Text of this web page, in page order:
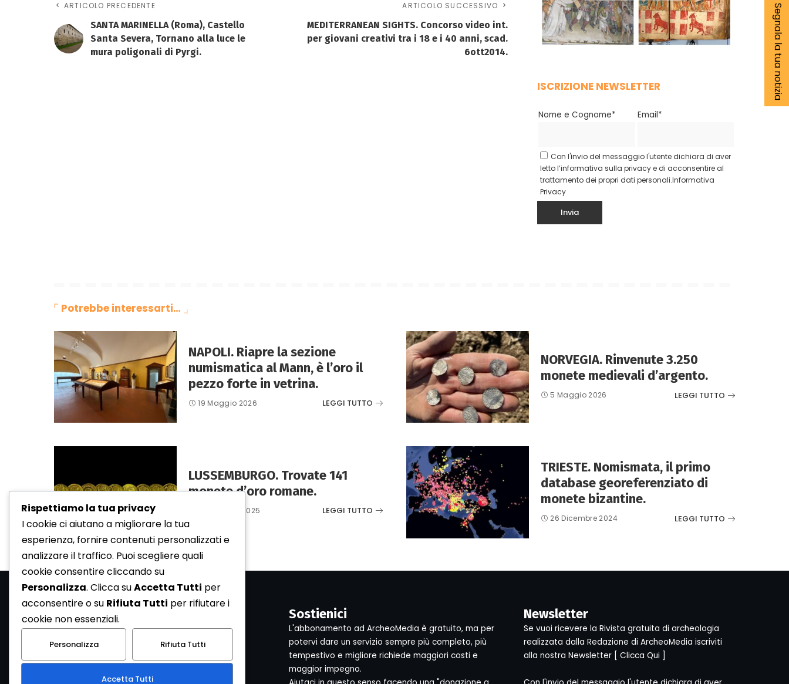
ARTICOLO PRECEDENTE
SANTA MARINELLA (Roma), Castello
Santa Severa, Tornano alla luce le
mura poligonali di Pyrgi.
ARTICOLO SUCCESSIVO
MEDITERRANEAN SIGHTS. Concorso video int.
per giovani creativi tra i 18 e i 40 anni, scad.
6ott2014.
ISCRIZIONE NEWSLETTER
Nome e Cognome* Email*
Con l'invio del messaggio l'utente dichiara di aver
letto l’informativa sulla privacy e di acconsentire al
trattamento dei propri dati personali.Informativa
Privacy
Potrebbe interessarti…
NAPOLI. Riapre la sezione
numismatica al Mann, è l’oro il
pezzo forte in vetrina.
19 Maggio 2026 LEGGI TUTTO
NORVEGIA. Rinvenute 3.250
monete medievali d’argento.
5 Maggio 2026 LEGGI TUTTO
LUSSEMBURGO. Trovate 141
monete d’oro romane.
15 Gennaio 2025 LEGGI TUTTO
TRIESTE. Nomismata, il primo
database georeferenziato di
monete bizantine.
26 Dicembre 2024 LEGGI TUTTO
Segnala la tua notizia
ArcheoMedia è una rivista di archeologia
Sostienici
L'abbonamento ad ArcheoMedia è gratuito, ma per
potervi dare un servizio sempre più completo, più
tempestivo e migliore richiede maggiori costi e
maggior impegno.
Newsletter
Se vuoi ricevere la Rivista gratuita di archeologia
realizzata dalla Redazione di ArcheoMedia iscriviti
alla nostra Newsletter [ Clicca Qui ]
Rispettiamo la tua privacy
I cookie ci aiutano a migliorare la tua
esperienza, fornire contenuti personalizzati e
analizzare il traffico. Puoi scegliere quali
cookie consentire cliccando su
Personalizza. Clicca suAccetta Tutti per
acconsentire o su Rifiuta Tutti per rifiutare i
cookie non essenziali.
Personalizza Rifiuta Tutti
Accetta Tutti